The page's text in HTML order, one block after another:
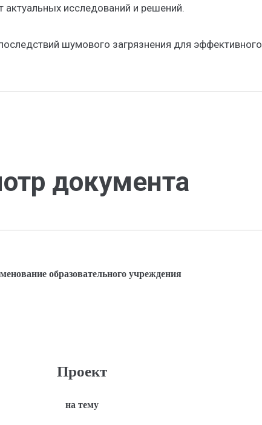
актуальных исследований и решений.
шумового загрязнения для эффективного
документа
образовательного учреждения
Проект
на тему